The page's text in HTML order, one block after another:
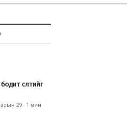
өсөлтийг
29 · 1 мин